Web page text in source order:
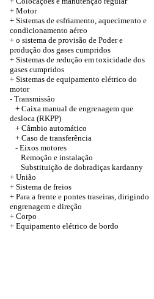
+ Motor
+ Sistemas de esfriamento, aquecimento e
condicionamento aéreo
+ o sistema de provisão de Poder e
produção dos gases cumpridos
+ Sistemas de redução em toxicidade dos
gases cumpridos
+ Sistemas de equipamento elétrico do
motor
- Transmissão
+ Caixa manual de engrenagem que
desloca (RKPP)
+ Câmbio automático
+ Caso de transferência
- Eixos motores
Remoção e instalação
Substituição de dobradiças kardanny
+ União
+ Sistema de freios
+ Para a frente e pontes traseiras, dirigindo
engrenagem e direção
+ Corpo
+ Equipamento elétrico de bordo